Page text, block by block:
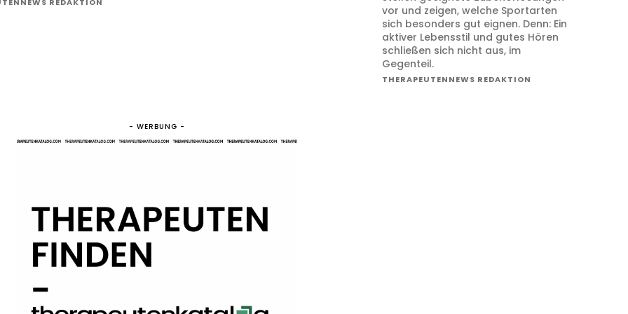
vor und zeigen, welche Sportarten
sich besonders gut eignen. Denn: Ein
aktiver Lebensstil und gutes Hören
schließen sich nicht aus, im
Gegenteil.
THERAPEUTENNEWS REDAKTION
- WERBUNG -